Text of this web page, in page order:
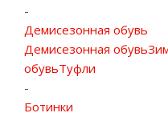
-
Демисезонная обувь
Демисезонная обувь
обувьТуфли
-
Ботинки